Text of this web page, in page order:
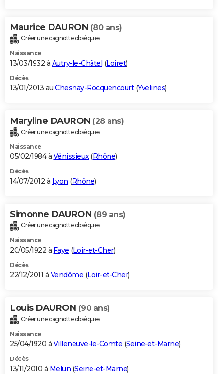
Maurice DAURON (80 ans)
Créer une cagnotte obsèques
Naissance
13/03/1932 à Autry-le-Châtel (Loiret)
Décès
13/01/2013 au Chesnay-Rocquencourt(Yvelines)
Maryline DAURON (28 ans)
Créer une cagnotte obsèques
Naissance
05/02/1984 à Vénissieux(Rhône)
Décès
14/07/2012 à Lyon (Rhône)
Simonne DAURON (89 ans)
Créer une cagnotte obsèques
Naissance
20/05/1922 à Faye (Loir-et-Cher)
Décès
22/12/2011 à Vendôme (Loir-et-Cher)
Louis DAURON (90 ans)
Créer une cagnotte obsèques
Naissance
25/04/1920 à Villeneuve-le-Comte (Seine-et-Marne)
Décès
13/11/2010 à Melun (Seine-et-Marne)